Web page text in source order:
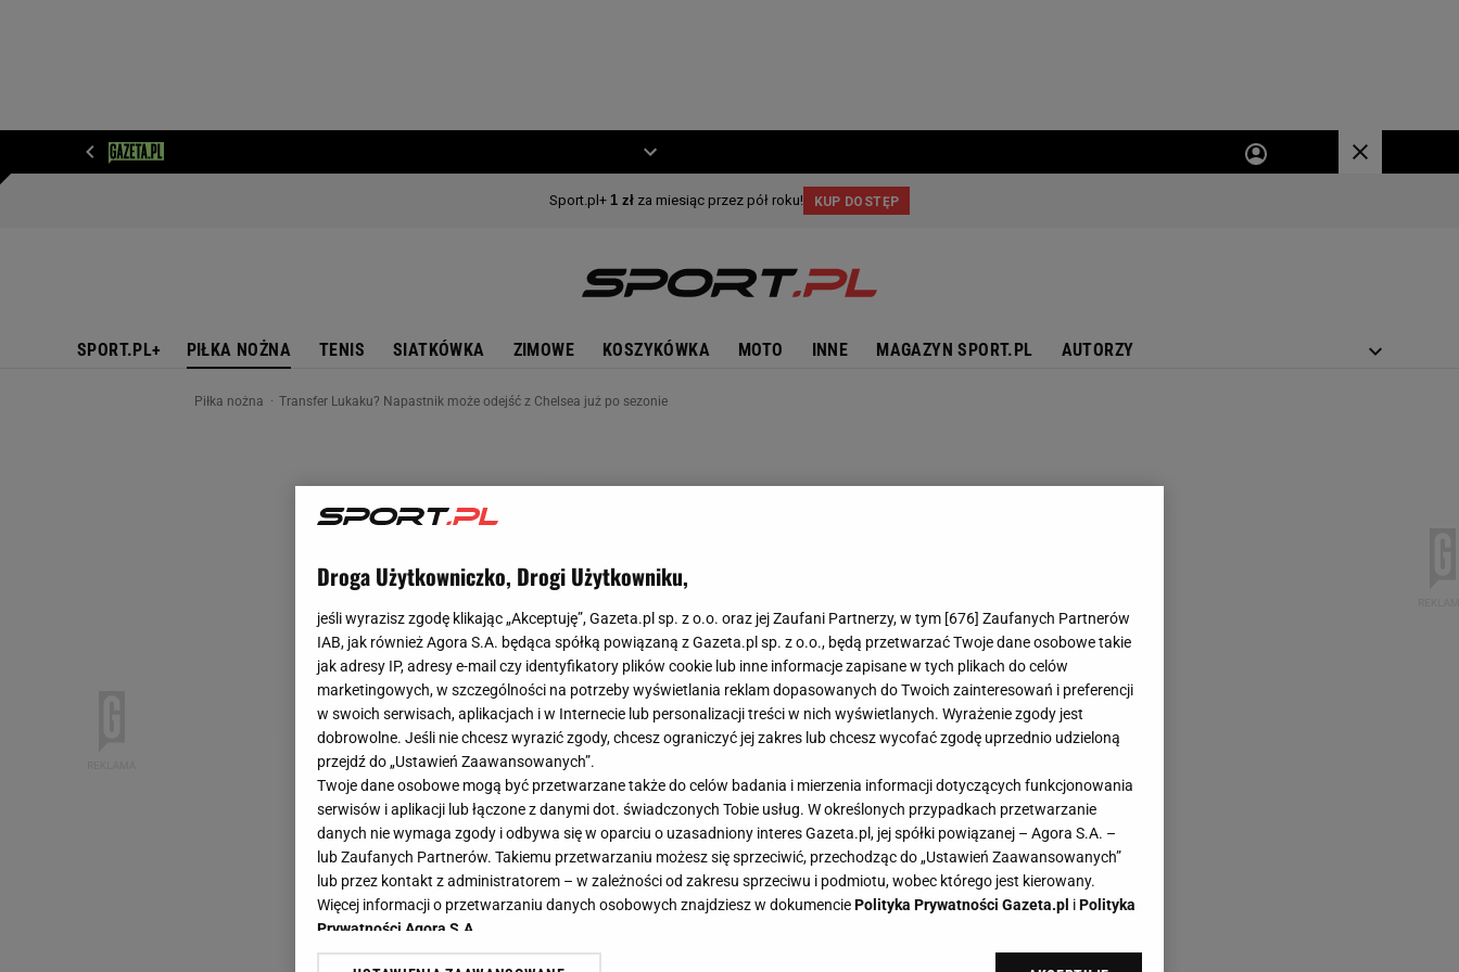
SPORT.PL+ PIŁKA NOŻNA TENIS SIATKÓWKA ZIMOWE KOSZYKÓWKA MOTO INNE MAGAZYN SPORT.PL AUTORZY
Piłka nożna Transfer Lukaku? Napastnik może odejść z Chelsea już po sezonie
Droga Użytkowniczko, Drogi Użytkowniku,
jeśli wyrazisz zgodę klikając „Akceptuję”, Gazeta.pl sp. z o.o. oraz jej Zaufani Partnerzy, w tym [676] Zaufanych Partnerów
IAB, jak również Agora S.A. będąca spółką powiązaną z Gazeta.pl sp. z o.o., będą przetwarzać Twoje dane osobowe takie
jak adresy IP, adresy e-mail czy identyfikatory plików cookie lub inne informacje zapisane w tych plikach do celów
marketingowych, w szczególności na potrzeby wyświetlania reklam dopasowanych do Twoich zainteresowań i preferencji
w swoich serwisach, aplikacjach i w Internecie lub personalizacji treści w nich wyświetlanych. Wyrażenie zgody jest
dobrowolne. Jeśli nie chcesz wyrazić zgody, chcesz ograniczyć jej zakres lub chcesz wycofać zgodę uprzednio udzieloną
przejdź do „Ustawień Zaawansowanych”.
Twoje dane osobowe mogą być przetwarzane także do celów badania i mierzenia informacji dotyczących funkcjonowania
serwisów i aplikacji lub łączone z danymi dot. świadczonych Tobie usług. W określonych przypadkach przetwarzanie
danych nie wymaga zgody i odbywa się w oparciu o uzasadniony interes Gazeta.pl, jej spółki powiązanej – Agora S.A. –
lub Zaufanych Partnerów. Takiemu przetwarzaniu możesz się sprzeciwić, przechodząc do „Ustawień Zaawansowanych”
lub przez kontakt z administratorem – w zależności od zakresu sprzeciwu i podmiotu, wobec którego jest kierowany.
Więcej informacji o przetwarzaniu danych osobowych znajdziesz w dokumenciePolityka Prywatności Gazeta.pl iPolityka
Prywatności Agora S.A.